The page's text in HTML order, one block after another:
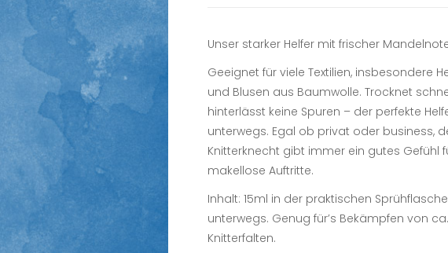
Unser starker Helfer mit frischer
Geeignet für viele Textilien, insbesondere
und Blusen aus Baumwolle. Trocknet
hinterlässt keine Spuren – der perfekte
unterwegs. Egal ob privat oder business,
Knitterknecht gibt immer ein gutes Gefühl
makellose Auftritte.
Inhalt: 15ml in der praktischen
unterwegs. Genug für’s Bekämpfen von ca.
Knitterfalten.